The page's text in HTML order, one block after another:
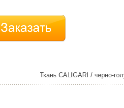
Ткань CALIGARI / черно-